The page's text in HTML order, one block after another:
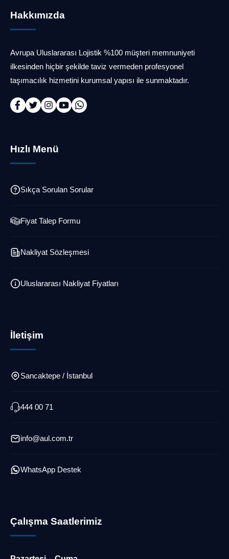
Hakkımızda
Avrupa Uluslararası Lojistik %100 müşteri memnuniyeti
ilkesinden hiçbir şekilde taviz vermeden profesyonel
taşımacılık hizmetini kurumsal yapısı ile sunmaktadır.
Hızlı Menü
Sıkça Sorulan Sorular
Fiyat Talep Formu
Nakliyat Sözleşmesi
Uluslararası Nakliyat Fiyatları
İletişim
Sancaktepe / İstanbul
444 00 71
info@aul.com.tr
WhatsApp Destek
Çalışma Saatlerimiz